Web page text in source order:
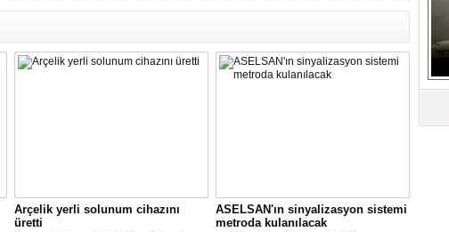
Arçelik yerli solunum cihazını
üretti
ASELSAN'ın sinyalizasyon sistemi
metroda kulanılacak